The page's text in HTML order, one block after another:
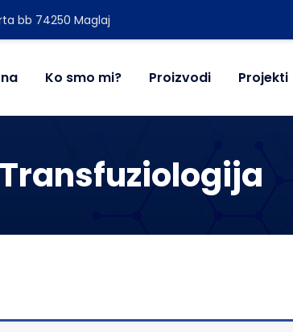
bb 74250 Maglaj
Ko smo mi? Proizvodi Projekti
Transfuziologija